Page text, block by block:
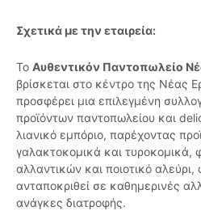
Σχετικά με την εταιρεία:
Το Αυθεντικόν Παντοπωλείο
βρίσκεται στο κέντρο της Νέας
προσφέρει μια επιλεγμένη
προϊόντων παντοπωλείου και
λιανικό εμπόριο, παρέχοντας
γαλακτοκομικά και τυροκομικά,
αλλαντικών και ποιοτικό
ανταποκριθεί σε καθημερινές
ανάγκες διατροφής.